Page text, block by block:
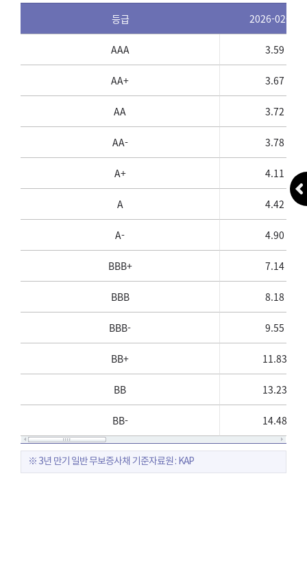
등급 2026-02-06
AAA 3.59
AA+ 3.67
AA 3.72
AA- 3.78
A+ 4.11
A 4.42
A- 4.90
BBB+ 7.14
BBB 8.18
BBB- 9.55
BB+ 11.83
BB 13.23
BB- 14.48
※ 3년 만기 일반 무보증사채 기준자료원 : KAP